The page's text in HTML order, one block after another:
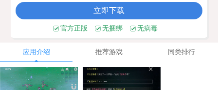
立即下载
官方正版 无捆绑 无病毒
应用介绍 推荐游戏 同类排行